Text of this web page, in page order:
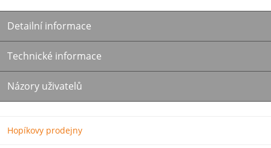
Detailní informace
Technické informace
Názory uživatelů
Hopíkovy prodejny